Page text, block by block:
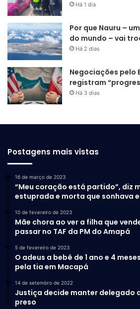
Há 1 dia
Por que Nauru –
do mundo – vai
Há 2 dias
Negociações pelo
registram
Há 3 dias
Postagens mais vistas
16 de março de 2023
“Meu coração está partido”, diz
estuprada e morta que sonhava
10 de fevereiro de 2023
Mãe chora ao ver a filha que
passar no TAF da PM do Amapá
5 de fevereiro de 2023
O adeus a bebê de 1 ano e 4
pela tia em Macapá
14 de setembro de 2022
Justiça decide manter delegado
preso